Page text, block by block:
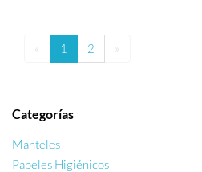
« 1 2
Categorías
Manteles
Papeles Higiénicos